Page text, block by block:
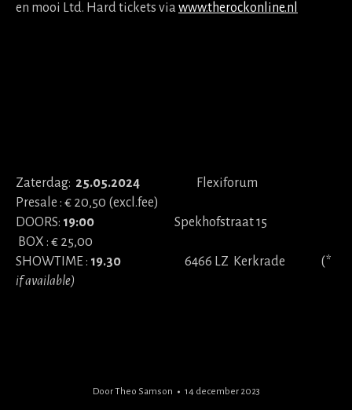
en mooi Ltd. Hard tickets viawww.therockonline.nl
Zaterdag: 25.05.2024 Flexiforum
Presale : € 20,50 (excl.fee)
DOORS: 19:00
Spekhofstraat 15
BOX : € 25,00
SHOWTIME : 19.30 6466 LZ Kerkrade (*
if available)
DoorTheo Samson 14 december 2023